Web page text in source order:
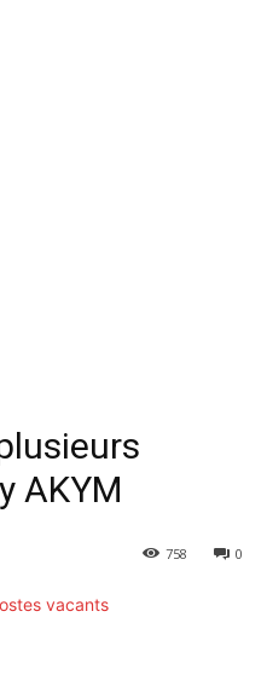
AKYM
0
758